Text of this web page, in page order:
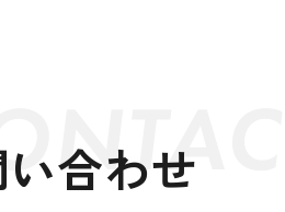
合わせ